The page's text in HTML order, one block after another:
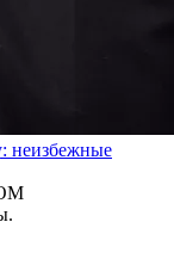
неизбежные